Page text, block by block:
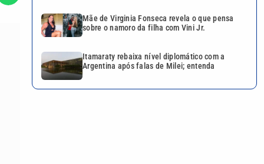
Mãe de Virginia Fonseca revela o que pensa
sobre o namoro da filha com Vini Jr.
Itamaraty rebaixa nível diplomático com a
Argentina após falas de Milei; entenda